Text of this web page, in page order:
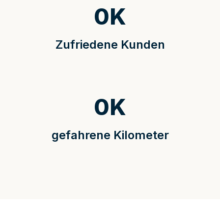
Zufriedene Kunden
0K
gefahrene Kilometer
0K